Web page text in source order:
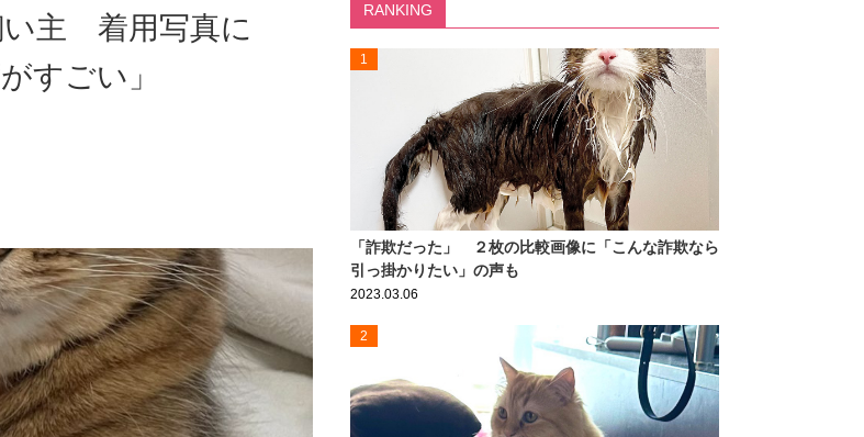
い主 着用写真に
すごい」
RANKING
1
「詐欺だった」 ２枚の比較画像に「こんな詐欺なら
引っ掛かりたい」の声も
2023.03.06
2